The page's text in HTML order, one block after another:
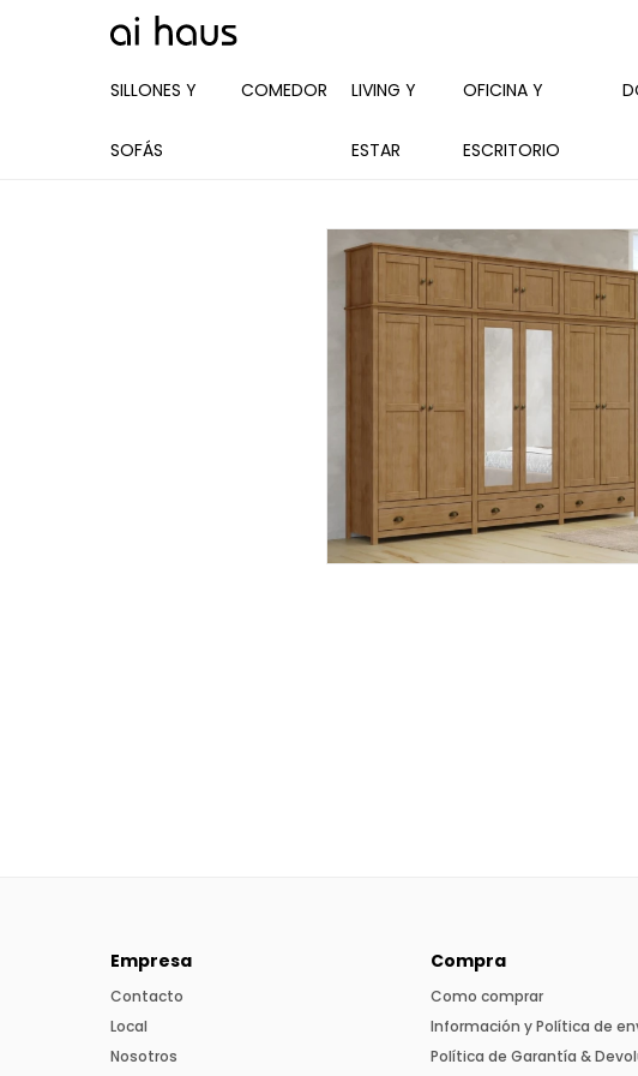
SILLONES Y
SOFÁS
COMEDOR LIVING Y
ESTAR
OFICINA Y
ESCRITORIO
Empresa
Contacto
Local
Nosotros
Compra
Como comprar
Información y Política de
Política de Garantía &